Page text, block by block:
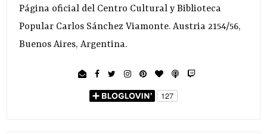
Página oficial del Centro Cultural y Biblioteca
Popular Carlos Sánchez Viamonte. Austria 2154/56,
Buenos Aires, Argentina.